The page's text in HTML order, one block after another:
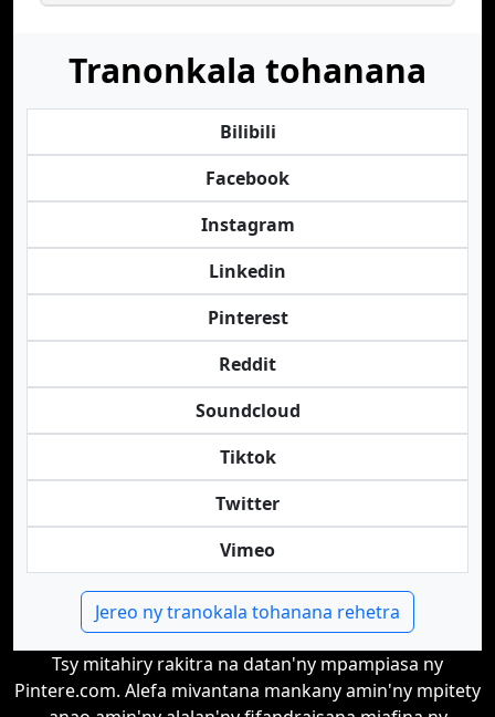
Tranonkala tohanana
Bilibili
Facebook
Instagram
Linkedin
Pinterest
Reddit
Soundcloud
Tiktok
Twitter
Vimeo
Jereo ny tranokala tohanana rehetra
Tsy mitahiry rakitra na datan'ny mpampiasa ny
Pintere.com. Alefa mivantana mankany amin'ny mpitety